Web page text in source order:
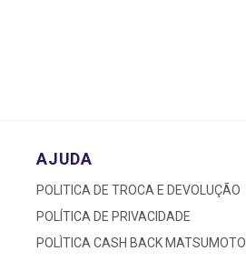
AJUDA
POLITICA DE TROCA E DEVOLUÇÃO
POLÍTICA DE PRIVACIDADE
POLÌTICA CASH BACK MATSUMOTO